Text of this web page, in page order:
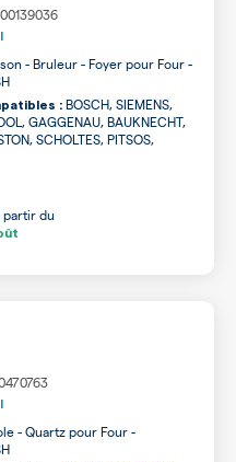
- Bruleur - Foyer pour Four -
: BOSCH, SIEMENS,
GAGGENAU, BAUKNECHT,
SCHOLTES, PITSOS,
partir du
- Quartz pour Four -